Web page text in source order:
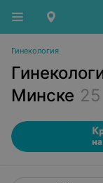
Гинекология
Минске 25